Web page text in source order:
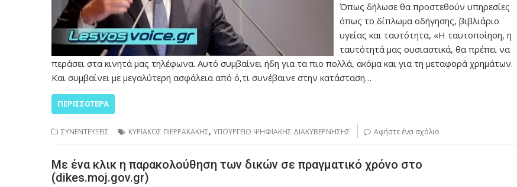
Όπως δήλωσε θα προστεθούν υπηρεσίες
όπως το δίπλωμα οδήγησης, βιβλιάριο
υγείας και ταυτότητα, «Η ταυτοποίηση, η
ταυτότητά μας ουσιαστικά, θα πρέπει να
περάσει στα κινητά μας τηλέφωνα. Αυτό συμβαίνει ήδη για τα πιο πολλά, ακόμα και για τη μεταφορά χρημάτων.
Και συμβαίνει με μεγαλύτερη ασφάλεια από ό,τι συνέβαινε στην κατάσταση…
ΠΕΡΙΣΣΌΤΕΡΑ
ΣΥΝΕΝΤΕΥΞΕΙΣ ΚΥΡΙΑΚΟΣ ΠΙΕΡΡΑΚΑΚΗΣ, ΥΠΟΥΡΓΕΙΟ ΨΗΦΙΑΚΗΣ ΔΙΑΚΥΒΕΡΝΗΣΗΣ Αφήστε ένα σχόλιο
Με ένα κλικ η παρακολούθηση των δικών σε πραγματικό χρόνο στο
(dikes.moj.gov.gr)